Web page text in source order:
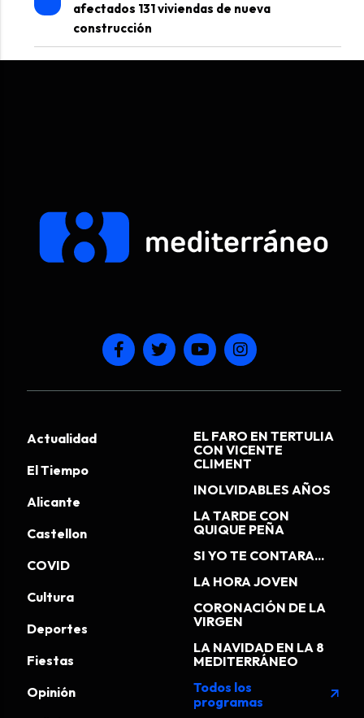
afectados 131 viviendas de nueva
construcción
Actualidad
El Tiempo
Alicante
Castellon
COVID
Cultura
Deportes
Fiestas
Opinión
EL FARO EN TERTULIA
CON VICENTE
CLIMENT
INOLVIDABLES AÑOS
LA TARDE CON
QUIQUE PEÑA
SI YO TE CONTARA...
LA HORA JOVEN
CORONACIÓN DE LA
VIRGEN
LA NAVIDAD EN LA 8
MEDITERRÁNEO
Todos los
programas
arrow_outward